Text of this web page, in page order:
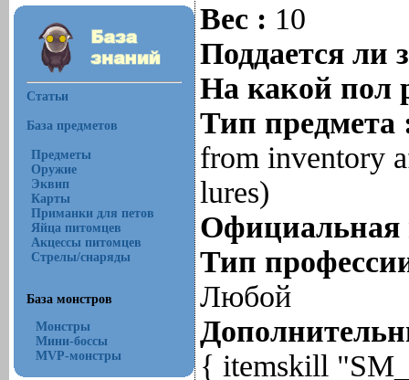
Статьи
База предметов
Предметы
Оружие
Эквип
Карты
Приманки для петов
Яйца питомцев
Акцессы питомцев
Стрелы/снаряды
База монстров
Монстры
Мини-боссы
MVP-монстры
Вес : 10
Поддается ли
На какой пол
Тип
from inventory
lures)
Тип
Любой
{ itemskill